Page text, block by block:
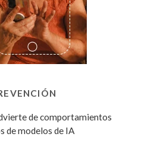
de comportamientos
de modelos de IA